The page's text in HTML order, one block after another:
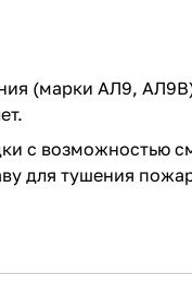
(марки АЛ9,
с возможностью
для тушения